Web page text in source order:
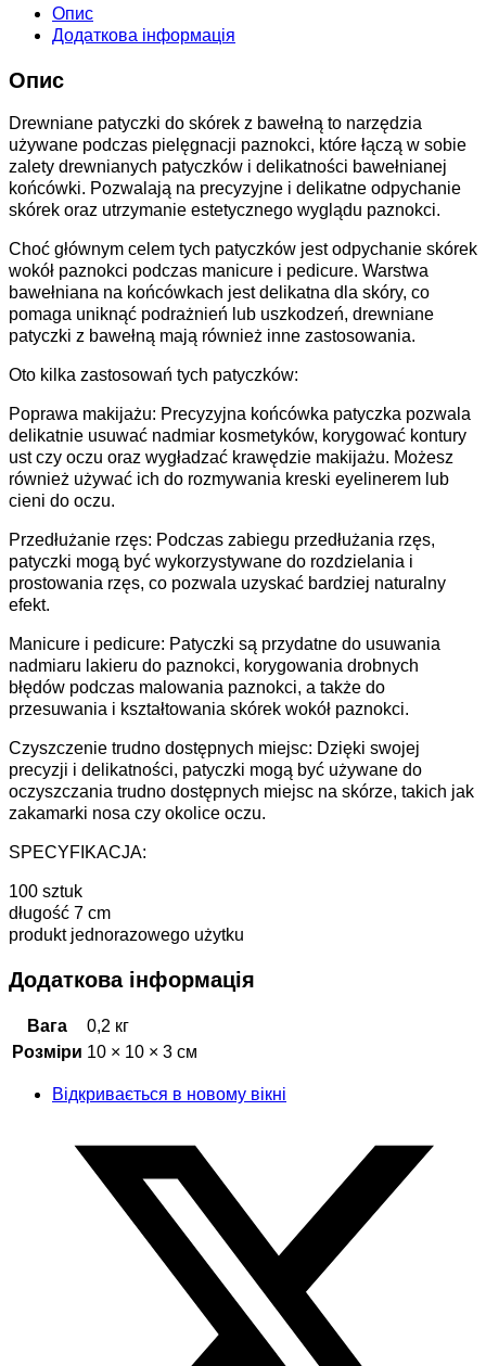
Опис
Додаткова інформація
Опис
Drewniane patyczki do skórek z bawełną to narzędzia
używane podczas pielęgnacji paznokci, które łączą w sobie
zalety drewnianych patyczków i delikatności bawełnianej
końcówki. Pozwalają na precyzyjne i delikatne odpychanie
skórek oraz utrzymanie estetycznego wyglądu paznokci.
Choć głównym celem tych patyczków jest odpychanie skórek
wokół paznokci podczas manicure i pedicure. Warstwa
bawełniana na końcówkach jest delikatna dla skóry, co
pomaga uniknąć podrażnień lub uszkodzeń, drewniane
patyczki z bawełną mają również inne zastosowania.
Oto kilka zastosowań tych patyczków:
Poprawa makijażu: Precyzyjna końcówka patyczka pozwala
delikatnie usuwać nadmiar kosmetyków, korygować kontury
ust czy oczu oraz wygładzać krawędzie makijażu. Możesz
również używać ich do rozmywania kreski eyelinerem lub
cieni do oczu.
Przedłużanie rzęs: Podczas zabiegu przedłużania rzęs,
patyczki mogą być wykorzystywane do rozdzielania i
prostowania rzęs, co pozwala uzyskać bardziej naturalny
efekt.
Manicure i pedicure: Patyczki są przydatne do usuwania
nadmiaru lakieru do paznokci, korygowania drobnych
błędów podczas malowania paznokci, a także do
przesuwania i kształtowania skórek wokół paznokci.
Czyszczenie trudno dostępnych miejsc: Dzięki swojej
precyzji i delikatności, patyczki mogą być używane do
oczyszczania trudno dostępnych miejsc na skórze, takich jak
zakamarki nosa czy okolice oczu.
SPECYFIKACJA:
100 sztuk
długość 7 cm
produkt jednorazowego użytku
Додаткова інформація
Вага
0,2 кг
Розміри 10 × 10 × 3 см
Відкривається в новому вікні